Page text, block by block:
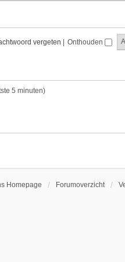
vergeten | Onthouden
5 minuten)
Homepage Forumoverzicht